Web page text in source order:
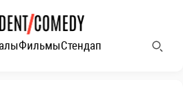
ФильмыСтендап